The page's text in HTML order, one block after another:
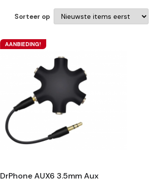
Sorteer op
AANBIEDING!
DrPhone AUX6 3.5mm Aux